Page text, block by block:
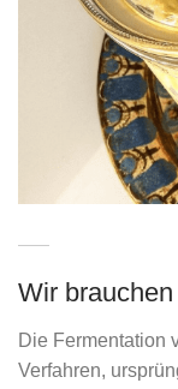
Wir
Die Fermentation
Verfahren,